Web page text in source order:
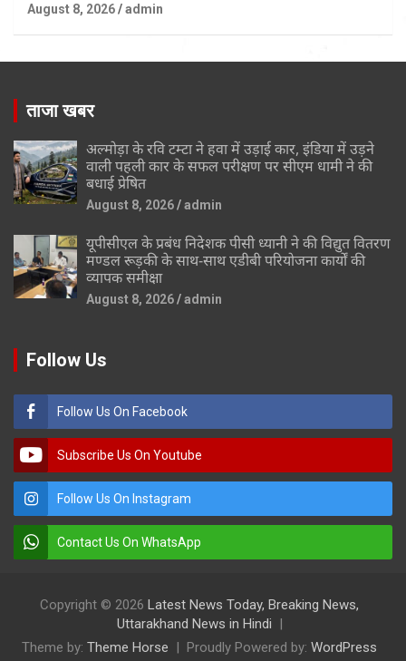
August 8, 2026 admin
ताजा खबर
अल्मोड़ा के रवि टम्टा ने हवा में उड़ाई कार, इंडिया में उड़ने
वाली पहली कार के सफल परीक्षण पर सीएम धामी ने की
बधाई प्रेषित
August 8, 2026 admin
यूपीसीएल के प्रबंध निदेशक पीसी ध्यानी ने की विद्युत वितरण
मण्डल रूड़की के साथ-साथ एडीबी परियोजना कार्यों की
व्यापक समीक्षा
August 8, 2026 admin
Follow Us
Follow Us On Facebook
Subscribe Us On Youtube
Follow Us On Instagram
Contact Us On WhatsApp
Copyright © 2026 Latest News Today, Breaking News,
Uttarakhand News in Hindi
Theme by: Theme Horse Proudly Powered by: WordPress